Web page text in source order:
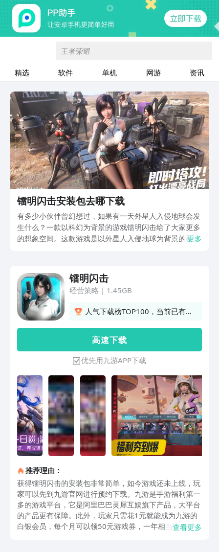
王者荣耀
精选 软件 单机 网游 资讯
镭明闪击安装包去哪下载
有多少小伙伴曾幻想过，如果有一天外星人入侵地球会发
生什么？一款以科幻为背景的游戏镭明闪击给了大家更多
的想象空间。这款游戏是以外星人入侵地球为背景的枪战
更多
镭明闪击
经营策略 | 1.45GB
人气下载榜TOP100，当前已有
高 速 下 载
优先用九游APP下载
推荐理由：
获得镭明闪击的安装包非常简单，如今游戏还未上线，玩
家可以先到九游官网进行预约下载。九游是手游福利第一
多的游戏平台，它是阿里巴巴灵犀互娱旗下产品，大平台
的产品更有保障。此外，玩家只需花1元就能成为九游的
白银会员，每个月可以领50元游戏券，一年相当于白得
查看更多